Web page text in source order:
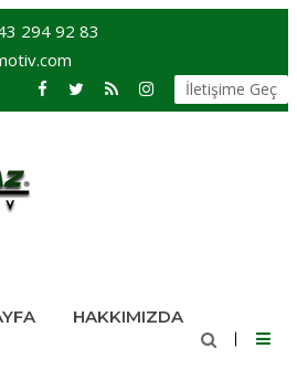
294 92 83
İletişime Geç
HAKKIMIZDA